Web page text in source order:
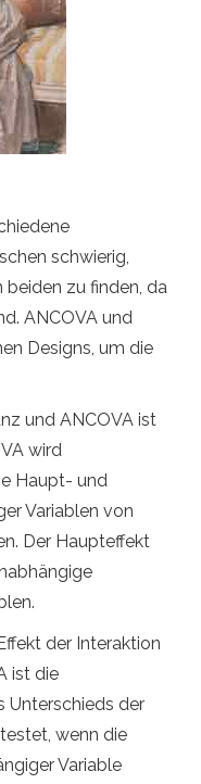
schwierig,
beiden zu finden, da
ANCOVA und
Designs, um die
und ANCOVA ist
wird
Haupt- und
Variablen von
Der Haupteffekt
der Interaktion
ist die
Unterschieds der
wenn die
Variable